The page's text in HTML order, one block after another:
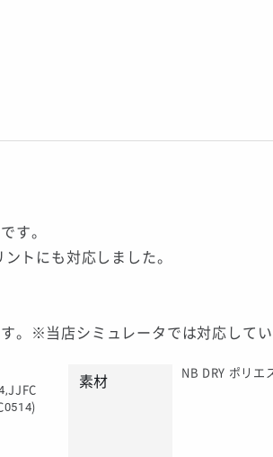
す。
トにも対応しました。
。※当店シミュレータでは対応してい
素材
NB DRY ポリエ